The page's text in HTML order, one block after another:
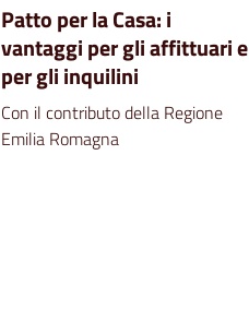
Patto per la Casa: i
vantaggi per gli affittuari e
per gli inquilini
Con il contributo della Regione
Emilia Romagna